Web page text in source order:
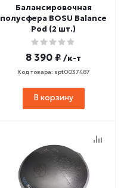
Балансировочная
полусфера BOSU Balance
Pod (2 шт.)
8 390 ₽ /к-т
Код товара: spt0037487
В корзину